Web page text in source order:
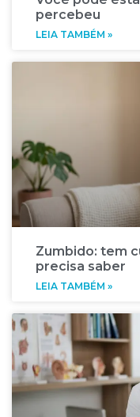
percebeu
LEIA TAMBÉM »
Zumbido: tem
precisa saber
LEIA TAMBÉM »